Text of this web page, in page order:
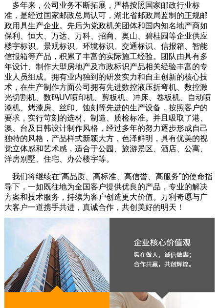
多年来，公司业务不断拓展，严格按照国家邮政行业标
准，是经过国家邮政总局认可，湖北省邮政局监制的正规邮
政用具生产企业。先后为党政机关团体和国内知名地产商如
保利、恒大、万达、万科、招商、奥山、碧桂园等企业供应
楼宇标识、景观标识、环境标识、交通标识、信报箱、智能
信报箱等产品，积累了丰富的实际施工经验。团队由具有多
年设计、制作大型房地产及市政标识产品相关经验丰富的专
业人员组成。拥有业内独到的研发实力和自主创新的核心技
术，在生产制作方面公司拥有先进数控液压折弯机、数控激
光切割机、数码UV喷印机、剪板机、冲床、卷板机、自动喷
漆机、烤漆房、丝印、蚀刻等先进的生产设备，按照客户的
要求，实行苛刻的选材、制造、质检标准。并且吸取了港、
澳、台及日韩设计制作风格，经过多年的努力逐步形成自己
独特的风格，产品样式新颖大方，色泽鲜明，具有优美的视
觉立体感和艺术感，适合于公园、旅游景区、酒店、公寓、
洋房别墅、住宅、办公楼宇等。
我们将继续在“高品质、高标准、高信誉、高服务”的使命指
导下，一如既往地为全国客户提供优良的产品，专业的解决
方案和技术服务，持续为客户创造更大价值。万利奇愿与广
大客户一道携手共进，真诚合作，共创美好的明天！